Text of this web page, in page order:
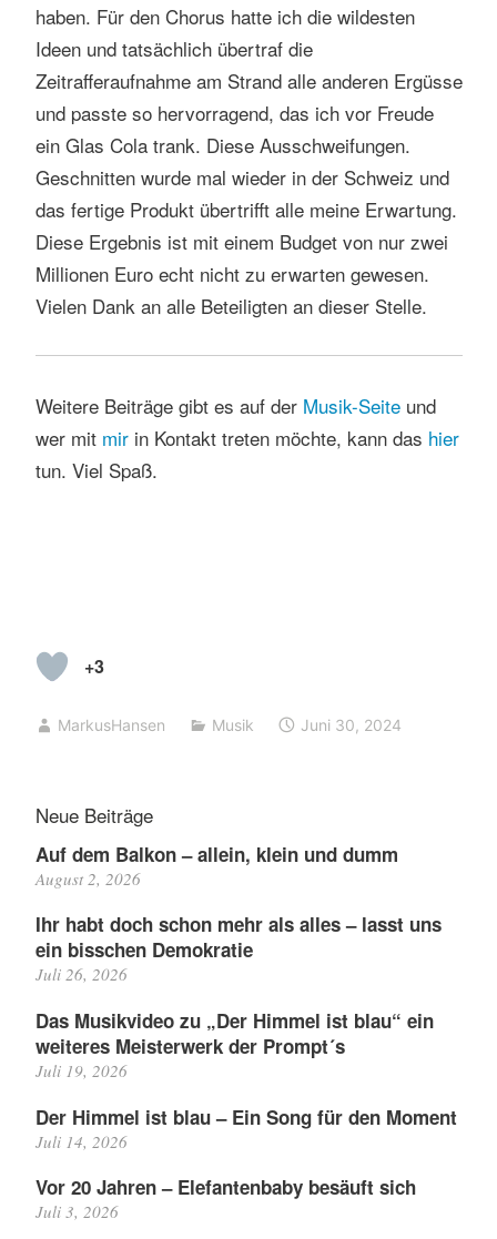
haben. Für den Chorus hatte ich die wildesten
Ideen und tatsächlich übertraf die
Zeitrafferaufnahme am Strand alle anderen Ergüsse
und passte so hervorragend, das ich vor Freude
ein Glas Cola trank. Diese Ausschweifungen.
Geschnitten wurde mal wieder in der Schweiz und
das fertige Produkt übertrifft alle meine Erwartung.
Diese Ergebnis ist mit einem Budget von nur zwei
Millionen Euro echt nicht zu erwarten gewesen.
Vielen Dank an alle Beteiligten an dieser Stelle.
Weitere Beiträge gibt es auf der Musik-Seite und
wer mit mirin Kontakt treten möchte, kann das hier
tun. Viel Spaß.
+3
MarkusHansen Musik Juni 30, 2024
Neue Beiträge
Auf dem Balkon – allein, klein und dumm
August 2, 2026
Ihr habt doch schon mehr als alles – lasst uns
ein bisschen Demokratie
Juli 26, 2026
Das Musikvideo zu „Der Himmel ist blau“ ein
weiteres Meisterwerk der Prompt´s
Juli 19, 2026
Der Himmel ist blau – Ein Song für den Moment
Juli 14, 2026
Vor 20 Jahren – Elefantenbaby besäuft sich
Juli 3, 2026